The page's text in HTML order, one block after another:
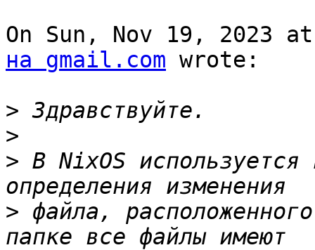
On Sun, Nov 19, 2023
на gmail.com wrote:
>
>
> В NixOS используется
> файла,